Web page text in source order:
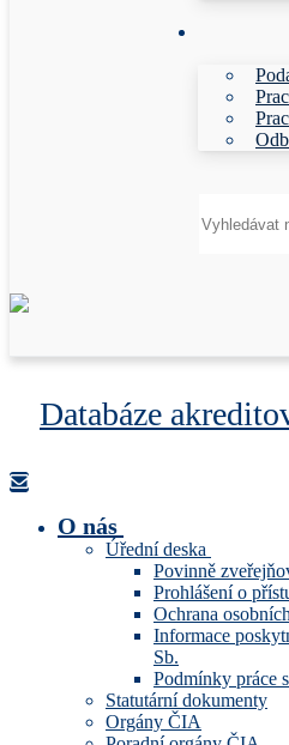
Databáze
O nás
Úřední deska
Povinně
Prohlášení o
Ochrana
Informace
Sb.
Podmínky práce
Statutární dokumenty
Orgány ČIA